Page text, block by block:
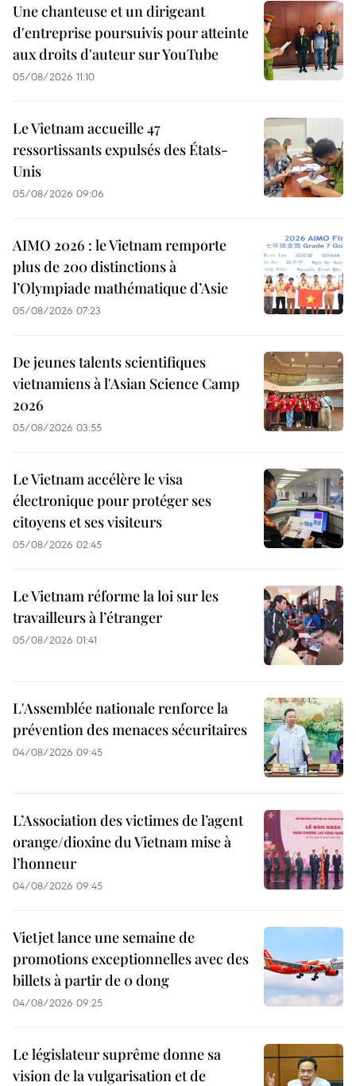
Une chanteuse et un dirigeant
d'entreprise poursuivis pour atteinte
aux droits d'auteur sur YouTube
05/08/2026 11:10
Le Vietnam accueille 47
ressortissants expulsés des États-
Unis
05/08/2026 09:06
AIMO 2026 : le Vietnam remporte
plus de 200 distinctions à
l’Olympiade mathématique d’Asie
05/08/2026 07:23
De jeunes talents scientifiques
vietnamiens à l'Asian Science Camp
2026
05/08/2026 03:55
Le Vietnam accélère le visa
électronique pour protéger ses
citoyens et ses visiteurs
05/08/2026 02:45
Le Vietnam réforme la loi sur les
travailleurs à l’étranger
05/08/2026 01:41
L'Assemblée nationale renforce la
prévention des menaces sécuritaires
04/08/2026 09:45
L’Association des victimes de l’agent
orange/dioxine du Vietnam mise à
l’honneur
04/08/2026 09:45
Vietjet lance une semaine de
promotions exceptionnelles avec des
billets à partir de 0 dong
04/08/2026 09:25
Le législateur suprême donne sa
vision de la vulgarisation et de